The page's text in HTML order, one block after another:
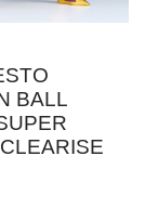
BALL